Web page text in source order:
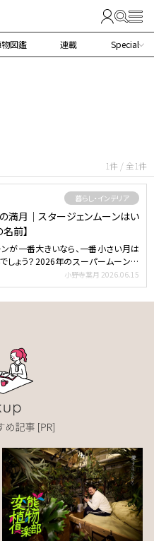
図鑑 連載 Special
1件 / 全1件
暮らし・インテリア
満月｜スタージェンムーンはい
前】
が一番大きいなら、一番小さい月は
しょう？2026年のスーパームーンは
小野寺葉月 2026.06.15